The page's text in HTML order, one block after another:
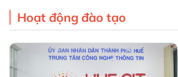
Hoạt động đào tạo